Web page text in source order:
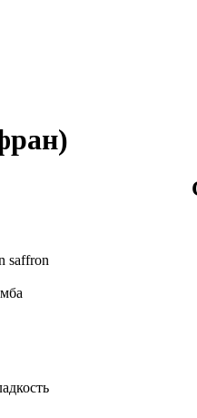
saffron